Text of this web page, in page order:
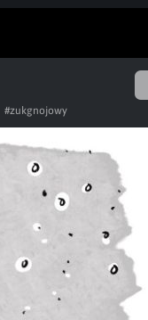
#zukgnojowy